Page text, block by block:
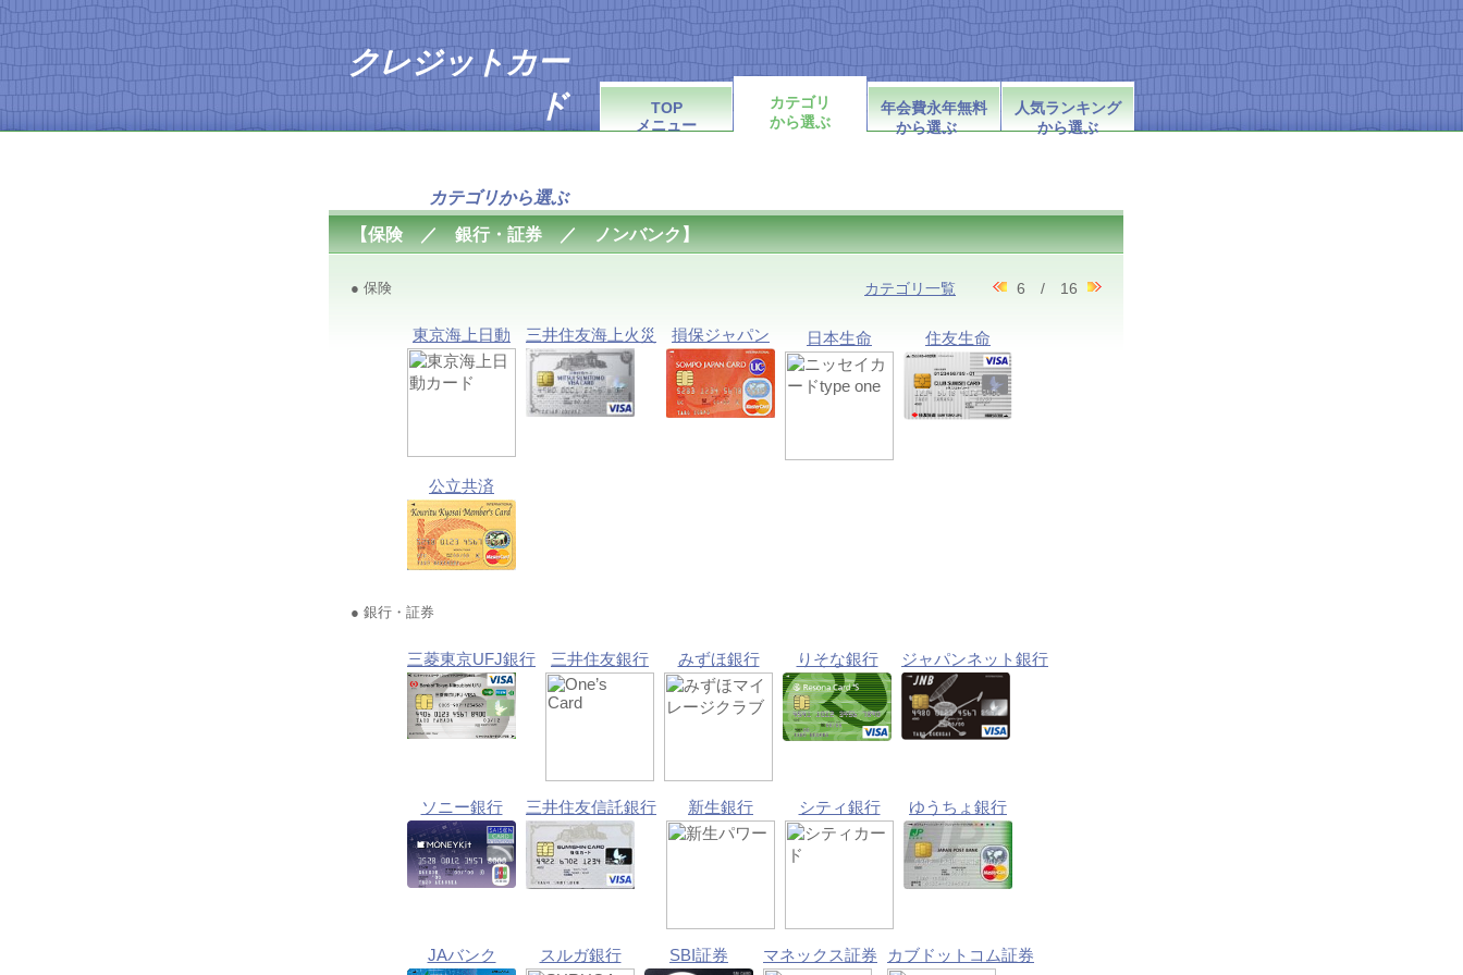
クレジットカー
ド
カテゴリから選ぶ
TOP
メニュー
カテゴリ
から選ぶ
年会費永年無料
から選ぶ
人気ランキング
から選ぶ
【保険 ／ 銀行・証券 ／ ノンバンク】
カテゴリ一覧 6 / 16
● 保険
東京海上日動 三井住友海上火災 損保ジャパン 日本生命 住友生命
公立共済
● 銀行・証券
三菱東京UFJ銀行 三井住友銀行 みずほ銀行 りそな銀行 ジャパンネット銀行
ソニー銀行 三井住友信託銀行 新生銀行 シティ銀行 ゆうちょ銀行
JAバンク スルガ銀行 SBI証券 マネックス証券 カブドットコム証券